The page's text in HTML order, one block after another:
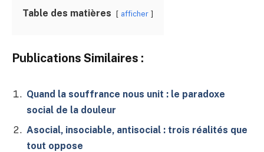
Table des matières afficher
Publications Similaires :
Quand la souffrance nous unit : le paradoxe
social de la douleur
Asocial, insociable, antisocial : trois réalités que
tout oppose